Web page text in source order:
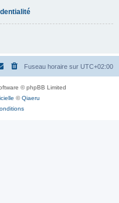
Fuseau horaire sur UTC+02:00
© phpBB Limited
©Qiaeru